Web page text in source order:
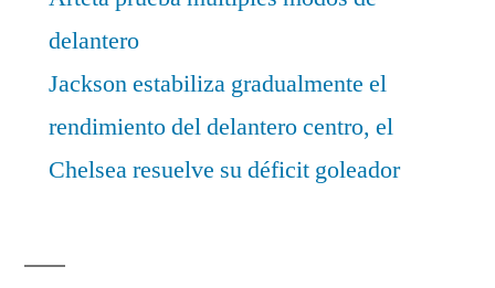
delantero
Jackson estabiliza gradualmente el
rendimiento del delantero centro, el
Chelsea resuelve su déficit goleador